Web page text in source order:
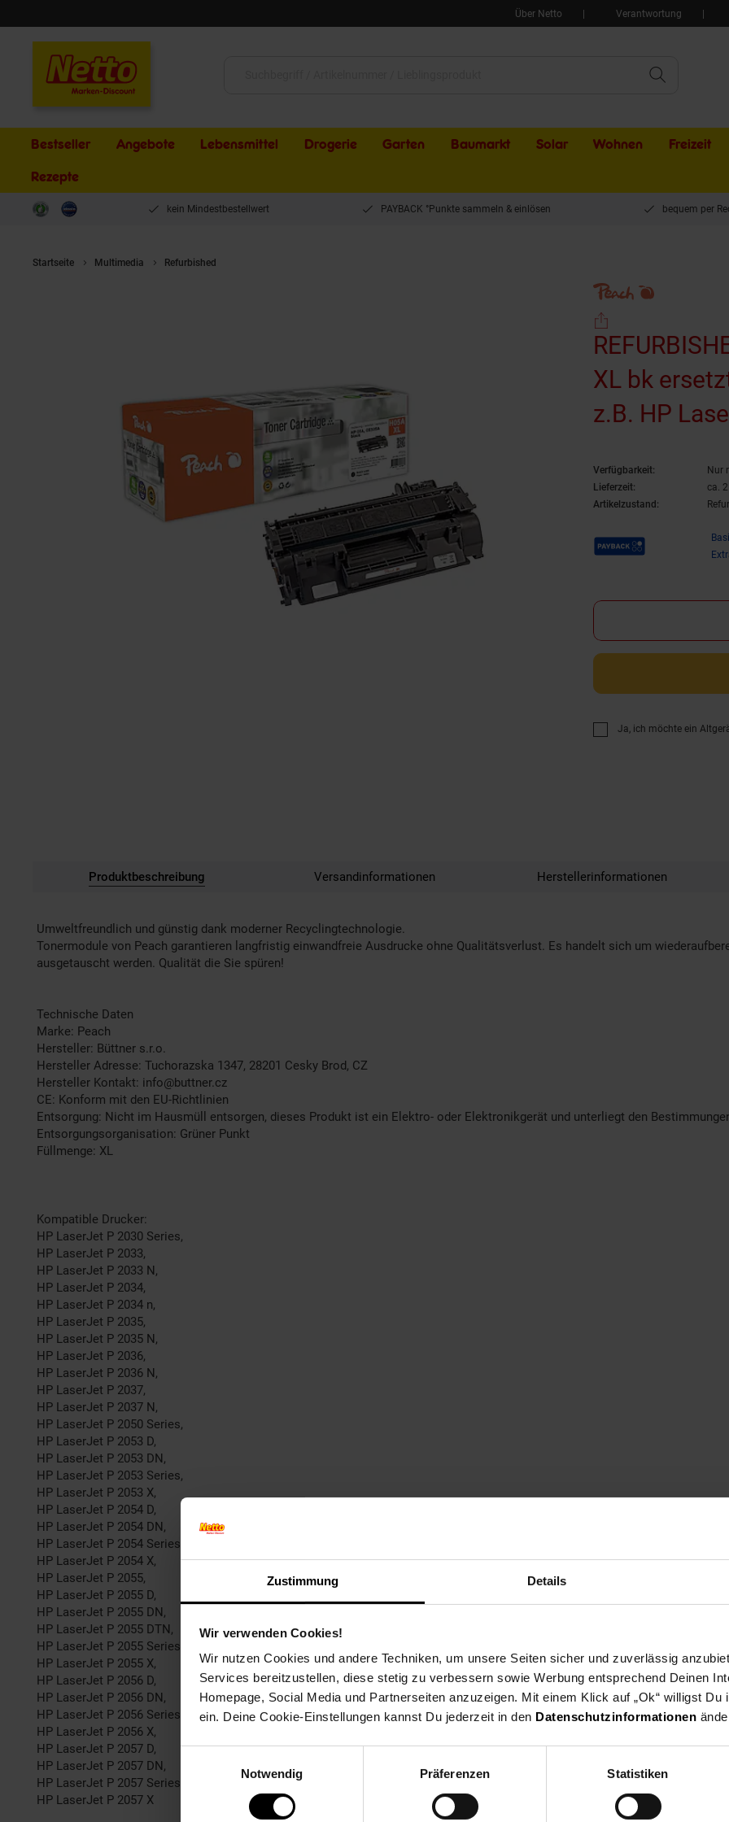
Zustimmung Details
Wir verwenden Cookies!
Wir nutzen Cookies und andere Techniken, um unsere Seiten sicher und zuverlässig
Services bereitzustellen, diese stetig zu verbessern sowie Werbung entsprechend Deinen
Homepage, Social Media und Partnerseiten anzuzeigen. Mit einem Klick auf „Ok“ willigst Du
ein. Deine Cookie-Einstellungen kannst Du jederzeit in den Datenschutzinformationen
Notwendig
Präferenzen Statistiken
Über Netto Verantwortung
Bestseller Angebote Lebensmittel Drogerie Garten Baumarkt Solar Wohnen
Freizeit
Rezepte
kein Mindestbestellwert PAYBACK °Punkte sammeln & einlösen bequem per
Startseite Multimedia Refurbished
XL bk
z.B. HP
2034
Verfügbarkeit:
Nur
Lieferzeit:
ca.
Artikelzustand:
Payback Punkte
Ja, ich möchte ein
Produktbeschreibung Versandinformationen Herstellerinformationen
Umweltfreundlich und günstig dank moderner Recyclingtechnologie.
Tonermodule von Peach garantieren langfristig einwandfreie Ausdrucke ohne Qualitätsverlust. Es handelt sich um
ausgetauscht werden. Qualität die Sie spüren!
Technische Daten
Marke: Peach
Hersteller: Büttner s.r.o.
Hersteller Adresse: Tuchorazska 1347, 28201 Cesky Brod, CZ
Hersteller Kontakt: info@buttner.cz
CE: Konform mit den EU-Richtlinien
Entsorgung: Nicht im Hausmüll entsorgen, dieses Produkt ist ein Elektro- oder Elektronikgerät und unterliegt den
Entsorgungsorganisation: Grüner Punkt
Füllmenge: XL
Kompatible Drucker:
HP LaserJet P 2030 Series,
HP LaserJet P 2033,
HP LaserJet P 2033 N,
HP LaserJet P 2034,
HP LaserJet P 2034 n,
HP LaserJet P 2035,
HP LaserJet P 2035 N,
HP LaserJet P 2036,
HP LaserJet P 2036 N,
HP LaserJet P 2037,
HP LaserJet P 2037 N,
HP LaserJet P 2050 Series,
HP LaserJet P 2053 D,
HP LaserJet P 2053 DN,
HP LaserJet P 2053 Series,
HP LaserJet P 2053 X,
HP LaserJet P 2054 D,
HP LaserJet P 2054 DN,
HP LaserJet P 2054 Series,
HP LaserJet P 2054 X,
HP LaserJet P 2055,
HP LaserJet P 2055 D,
HP LaserJet P 2055 DN,
HP LaserJet P 2055 DTN,
HP LaserJet P 2055 Series,
HP LaserJet P 2055 X,
HP LaserJet P 2056 D,
HP LaserJet P 2056 DN,
HP LaserJet P 2056 Series,
HP LaserJet P 2056 X,
HP LaserJet P 2057 D,
HP LaserJet P 2057 DN,
HP LaserJet P 2057 Series,
HP LaserJet P 2057 X